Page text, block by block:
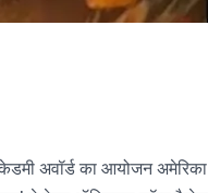
अवॉर्ड का आयोजन